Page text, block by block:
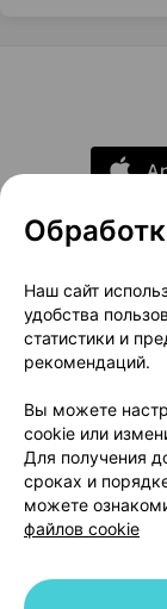
О
Наш сайт
удобства
статистики и
рекомендаций.
Вы можете
cookie или
Для получения
сроках и
можете
файлов cookie